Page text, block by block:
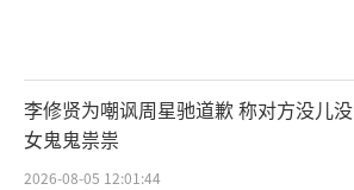
李修贤为嘲讽周星驰道歉 称对方没儿没
女鬼鬼祟祟
2026-08-05 12:01:44